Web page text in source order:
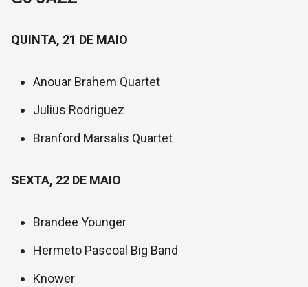
QUINTA, 21 DE MAIO
Anouar Brahem Quartet
Julius Rodriguez
Branford Marsalis Quartet
SEXTA, 22 DE MAIO
Brandee Younger
Hermeto Pascoal Big Band
Knower